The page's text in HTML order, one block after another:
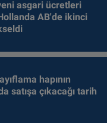
asgari ücretleri
AB'de ikinci
hapının
satışa çıkacağı tarih